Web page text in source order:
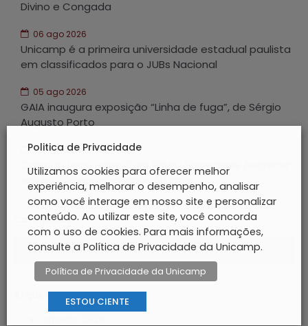
Divino e Congada
06 ago 2026
Unicamp é a primeira universidade estadual paulista
em classificados para o JUBs Nacional
05 ago 2026
GAIA inaugura exposição “Linha de fuga”, de Sérgio
Augusto Porto
05 ago 2026
Casa do Lago exibe “São Paulo, Sociedade Anônima”
em edição especial após 60 anos
Categorias
Arquivos
Politica de Privacidade
Utilizamos cookies para oferecer melhor
experiência, melhorar o desempenho, analisar
como você interage em nosso site e personalizar
conteúdo. Ao utilizar este site, você concorda
com o uso de cookies. Para mais informações,
consulte a Política de Privacidade da Unicamp.
Política de Privacidade da Unicamp
ESTOU CIENTE